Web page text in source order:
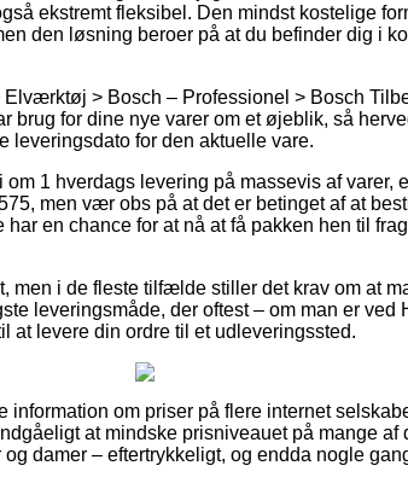
ekstremt fleksibel. Den mindst kostelige
den løsning beroer på at du befinder dig i
> Bosch – Professionel > Bosch
for dine nye varer om et øjeblik, så
leveringsdato for den aktuelle vare.
1 hverdags levering på massevis af varer,
men vær obs på at det er betinget af at
en chance for at nå at få pakken hen til
men i de fleste tilfælde stiller det krav om at
leveringsmåde, der oftest – om man er ved
at levere din ordre til et udleveringssted.
om priser på flere internet
at mindske prisniveauet på mange af
damer – eftertrykkeligt, og endda nogle